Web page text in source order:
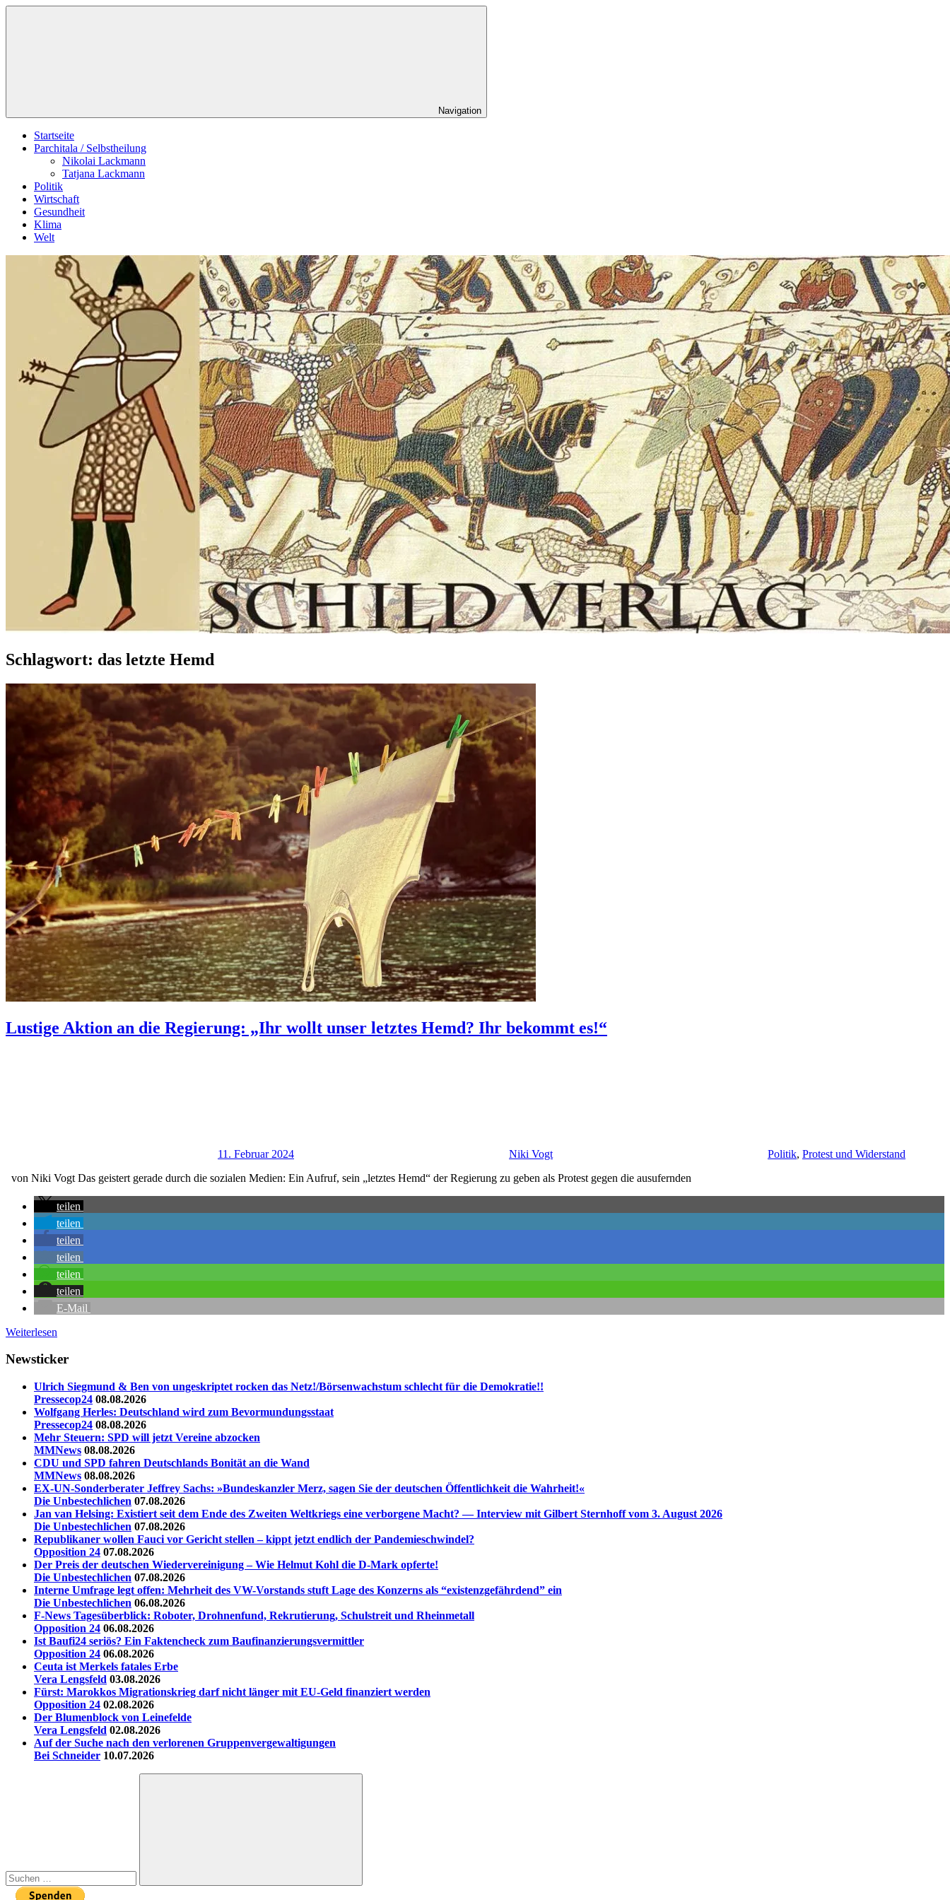
Zum
Navigation
Startseite
Parchitala / Selbstheilung
Nikolai Lackmann
Tatjana Lackmann
Politik
Wirtschaft
Gesundheit
Klima
Welt
Schlagwort: das letzte Hemd
Lustige Aktion an die Regierung: „Ihr wollt unser letztes Hemd? Ihr bekommt es!“
11. Februar 2024 Niki Vogt Politik, Protest und Widerstand
von Niki Vogt Das geistert gerade durch die sozialen Medien: Ein Aufruf, sein „letztes Hemd“ der Regierung zu geben als Protest gegen die ausufernden
teilen
teilen
teilen
teilen
teilen
teilen
E-Mail
Weiterlesen
Newsticker
Ulrich Siegmund & Ben von ungeskriptet rocken das Netz!/Börsenwachstum schlecht für die Demokratie!!
Pressecop24 08.08.2026
Wolfgang Herles: Deutschland wird zum Bevormundungsstaat
Pressecop24 08.08.2026
Mehr Steuern: SPD will jetzt Vereine abzocken
MMNews 08.08.2026
CDU und SPD fahren Deutschlands Bonität an die Wand
MMNews 08.08.2026
EX-UN-Sonderberater Jeffrey Sachs: »Bundeskanzler Merz, sagen Sie der deutschen Öffentlichkeit die Wahrheit!«
Die Unbestechlichen 07.08.2026
Jan van Helsing: Existiert seit dem Ende des Zweiten Weltkriegs eine verborgene Macht? — Interview mit Gilbert Sternhoff vom 3. August 2026
Die Unbestechlichen 07.08.2026
Republikaner wollen Fauci vor Gericht stellen – kippt jetzt endlich der Pandemieschwindel?
Opposition 24 07.08.2026
Der Preis der deutschen Wiedervereinigung – Wie Helmut Kohl die D‑Mark opferte!
Die Unbestechlichen 07.08.2026
Interne Umfrage legt offen: Mehrheit des VW-Vorstands stuft Lage des Konzerns als “existenzgefährdend” ein
Die Unbestechlichen 06.08.2026
F-News Tagesüberblick: Roboter, Drohnenfund, Rekrutierung, Schulstreit und Rheinmetall
Opposition 24 06.08.2026
Ist Baufi24 seriös? Ein Faktencheck zum Baufinanzierungsvermittler
Opposition 24 06.08.2026
Ceuta ist Merkels fatales Erbe
Vera Lengsfeld 03.08.2026
Fürst: Marokkos Migrationskrieg darf nicht länger mit EU-Geld finanziert werden
Opposition 24 02.08.2026
Der Blumenblock von Leinefelde
Vera Lengsfeld 02.08.2026
Auf der Suche nach den verlorenen Gruppenvergewaltigungen
Bei Schneider 10.07.2026
Suchen